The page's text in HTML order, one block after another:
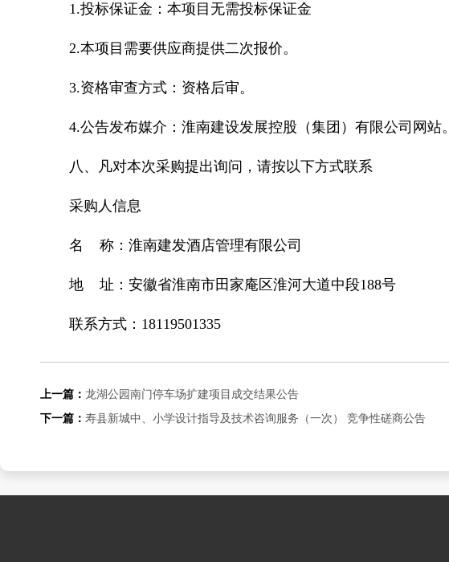
1.投标保证金：本项目无需投标保证金
2.本项目需要供应商提供二次报价。
3.资格审查方式：资格后审。
4.公告发布媒介：淮南建设发展控股（集团）有限公司网站。
八、凡对本次采购提出询问，请按以下方式联系
采购人信息
名 称：淮南建发酒店管理有限公司
地 址：安徽省淮南市田家庵区淮河大道中段188号
联系方式：18119501335
上一篇： 龙湖公园南门停车场扩建项目成交结果公告
下一篇： 寿县新城中、小学设计指导及技术咨询服务（一次） 竞争性磋商公告